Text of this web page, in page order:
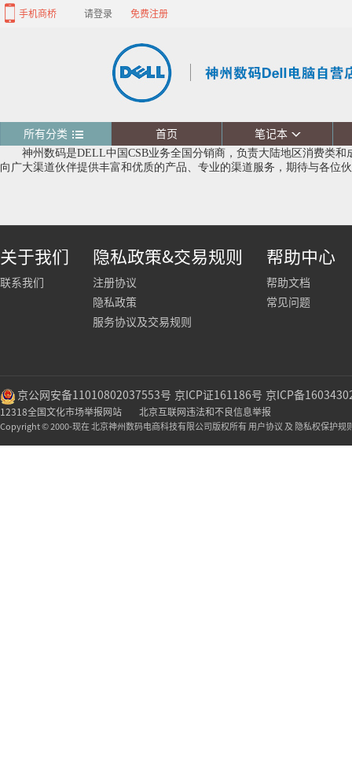
手机商桥 请登录 免费注册
所有分类 首页 笔记本
神州数码是DELL中国CSB业务全国分销商，负责大陆地区消费类和
向广大渠道伙伴提供丰富和优质的产品、专业的渠道服务，期待与各位
关于我们
联系我们
隐私政策&交易规则
注册协议
隐私政策
服务协议及交易规则
帮助中心
帮助文档
常见问题
京公网安备11010802037553号 京ICP证161186号 京ICP备
12318全国文化市场举报网站 北京互联网违法和不良信息举报
Copyright © 2000-现在 北京神州数码电商科技有限公司版权所有 用户协议 及 隐私权保护规